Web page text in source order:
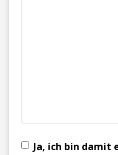
Ja, ich bin damit